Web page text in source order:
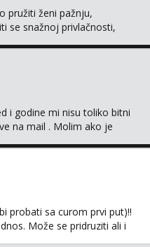
pružiti ženi pažnju,
se snažnoj privlačnosti,
i godine mi nisu toliko bitni
na mail . Molim ako je
probati sa curom prvi put)!!
Može se pridruziti ali i